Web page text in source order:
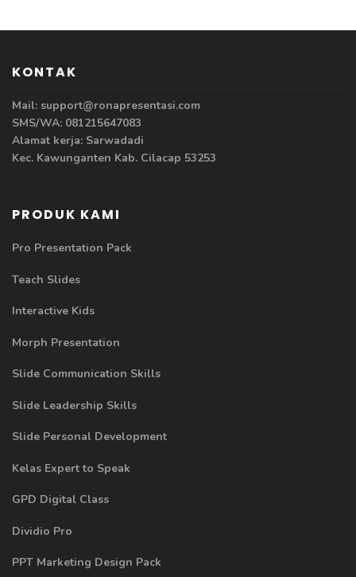
KONTAK
Mail: support@ronapresentasi.com
SMS/WA: 081215647083
Alamat kerja: Sarwadadi
Kec. Kawunganten Kab. Cilacap 53253
PRODUK KAMI
Pro Presentation Pack
Teach Slides
Interactive Kids
Morph Presentation
Slide Communication Skills
Slide Leadership Skills
Slide Personal Development
Kelas Expert to Speak
GPD Digital Class
Dividio Pro
PPT Marketing Design Pack